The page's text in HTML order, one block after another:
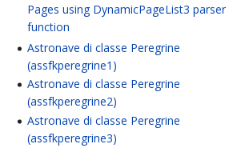
Pages using DynamicPageList3 parser
function
Astronave di classe Peregrine
(assfkperegrine1)
Astronave di classe Peregrine
(assfkperegrine2)
Astronave di classe Peregrine
(assfkperegrine3)